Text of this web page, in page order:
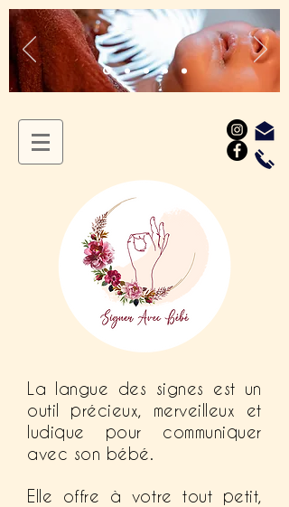
La langue des signes est un
outil précieux, merveilleux et
ludique pour communiquer
avec son bébé.
Elle offre à votre tout petit,